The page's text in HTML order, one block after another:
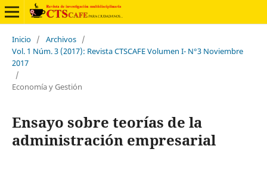
Inicio / Archivos /
Vol. 1 Núm. 3 (2017): Revista CTSCAFE Volumen I- N°3 Noviembre
2017
/
Economía y Gestión
Ensayo sobre teorías de la
administración empresarial